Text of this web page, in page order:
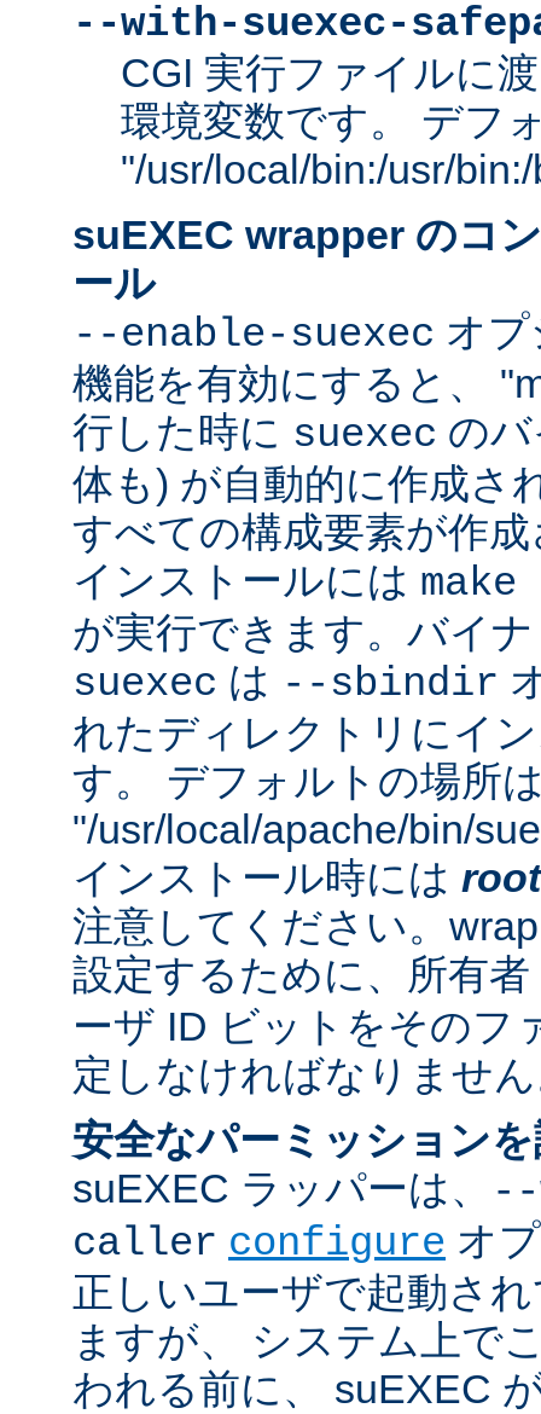
--with-suexec-
CGI 実行ファイルに
環境変数です。 デフ
"/usr/local/bin:/usr/
suEXEC wrapper のコ
ール
--enable-suexec オ
機能を有効にすると、
行した時に suexec の
体も) が自動的に作成さ
すべての構成要素が作
インストールには
が実行できます。バイ
suexec は --sbindir
れたディレクトリにイ
す。 デフォルトの場所
"/usr/local/apache/bin/
インストール時には root
注意してください。
設定するために、所有者
ーザ ID ビットをそのフ
定しなければなりませ
安全なパーミッション
suEXEC ラッパーは、
caller configure オ
正しいユーザで起動さ
ますが、 システム上で
われる前に、 suEXEC